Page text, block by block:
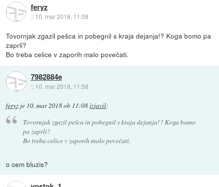
feryz
:: 10. mar 2018, 11:08
Tovornjak zgazil pešca in pobegnil s kraja dejanja!? Koga bomo pa
zaprli?
Bo treba celice v zaporih malo povečati.
7982884e
:: 10. mar 2018, 11:58
feryz je 10. mar 2018 ob 11:08izjavil:
Tovornjak zgazil pešca in pobegnil s kraja dejanja!? Koga bomo
pa zaprli?
Bo treba celice v zaporih malo povečati.
o cem bluzis?